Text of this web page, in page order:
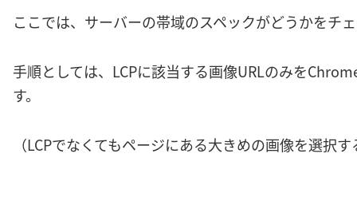
ここでは、サーバーの帯域のスペックがどうかをチ
手順としては、LCPに該当する画像URLのみを
す。
（LCPでなくてもページにある大きめの画像を選択